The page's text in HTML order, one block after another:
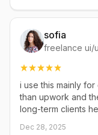
sofia
freelance ui/
i use this mainly
than upwork and
long-term clients
Dec 28, 2025